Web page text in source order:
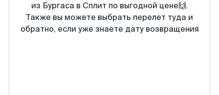
из Бургаса в Сплит по выгодной цене🙌.
Также вы можете выбрать перелет туда и
обратно, если уже знаете дату возвращения